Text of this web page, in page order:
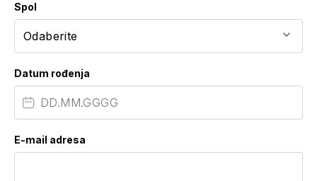
Spol
Datum rođenja
E-mail adresa